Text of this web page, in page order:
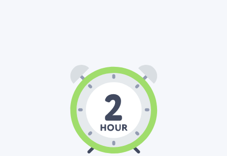
02 : 00
MINUTEN
: 00